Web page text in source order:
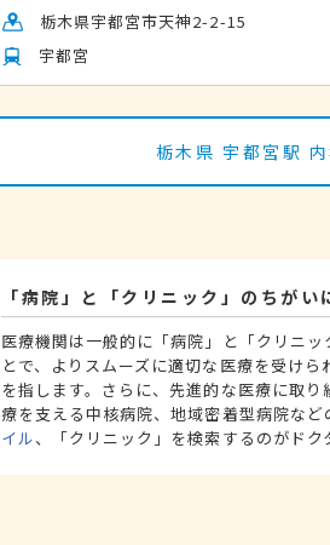
栃木県宇都宮市天神2-2-15
宇都宮
栃木県 宇都宮駅
「病院」と「クリニック」のちがい
医療機関は一般的に「病院」と「クリニ
とで、よりスムーズに適切な医療を受け
を指します。さらに、先進的な医療に取
療を支える中核病院、地域密着型病院など
イル、「クリニック」を検索するのがドク